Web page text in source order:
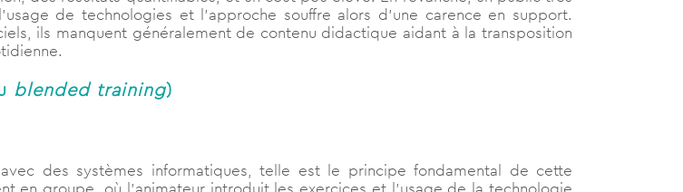
de technologies et l’approche souffre alors d’une carence en support.
ils manquent généralement de contenu didactique aidant à la transposition
blended training)
des systèmes informatiques, telle est le principe fondamental de cette